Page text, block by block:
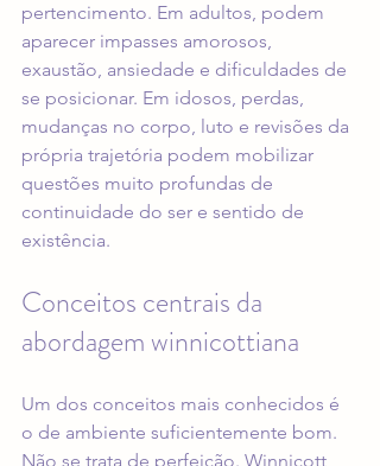
pertencimento. Em adultos, podem
aparecer impasses amorosos,
exaustão, ansiedade e dificuldades de
se posicionar. Em idosos, perdas,
mudanças no corpo, luto e revisões da
própria trajetória podem mobilizar
questões muito profundas de
continuidade do ser e sentido de
existência.
Conceitos centrais da
abordagem winnicottiana
Um dos conceitos mais conhecidos é
o de ambiente suficientemente bom.
Não se trata de perfeição. Winnicott